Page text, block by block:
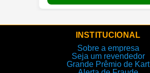
INSTITUCIONAL
Sobre a empresa
Seja um revendedor
Grande Prêmio de Kart